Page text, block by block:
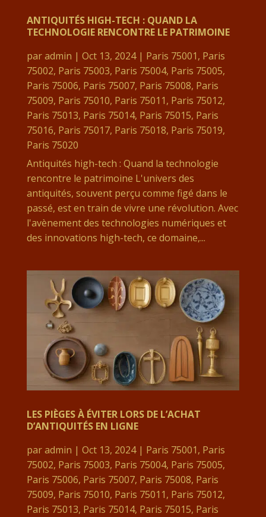
ANTIQUITÉS HIGH-TECH : QUAND LA
TECHNOLOGIE RENCONTRE LE PATRIMOINE
paradmin | Oct 13, 2024| Paris 75001, Paris
75002, Paris 75003, Paris 75004, Paris 75005,
Paris 75006, Paris 75007, Paris 75008, Paris
75009, Paris 75010, Paris 75011, Paris 75012,
Paris 75013, Paris 75014, Paris 75015, Paris
75016, Paris 75017, Paris 75018, Paris 75019,
Paris 75020
Antiquités high-tech : Quand la technologie
rencontre le patrimoine L'univers des
antiquités, souvent perçu comme figé dans le
passé, est en train de vivre une révolution. Avec
l'avènement des technologies numériques et
des innovations high-tech, ce domaine,...
LES PIÈGES À ÉVITER LORS DE L’ACHAT
D’ANTIQUITÉS EN LIGNE
paradmin | Oct 13, 2024| Paris 75001, Paris
75002, Paris 75003, Paris 75004, Paris 75005,
Paris 75006, Paris 75007, Paris 75008, Paris
75009, Paris 75010, Paris 75011, Paris 75012,
Paris 75013, Paris 75014, Paris 75015, Paris